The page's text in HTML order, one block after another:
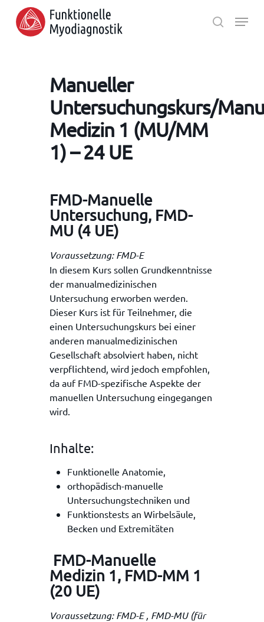
main
search
Menu
Manueller
Untersuchungskurs/
Medizin 1 (MU/MM
1) – 24 UE
FMD-Manuelle
Untersuchung, FMD-
MU (4 UE)
Voraussetzung: FMD-E
In diesem Kurs sollen Grundkenntnisse
der manualmedizinischen
Untersuchung erworben werden.
Dieser Kurs ist für Teilnehmer, die
einen Untersuchungskurs bei einer
anderen manualmedizinischen
Gesellschaft absolviert haben, nicht
verpflichtend, wird jedoch empfohlen,
da auf FMD-spezifische Aspekte der
manuellen Untersuchung eingegangen
wird.
Inhalte:
Funktionelle Anatomie,
orthopädisch-manuelle
Untersuchungstechniken und
Funktionstests an Wirbelsäule,
Becken und Extremitäten
FMD-Manuelle
Medizin 1, FMD-MM 1
(20 UE)
Voraussetzung: FMD-E , FMD-MU (für